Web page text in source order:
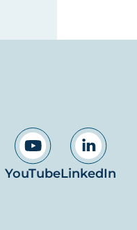
YouTubeLinkedIn